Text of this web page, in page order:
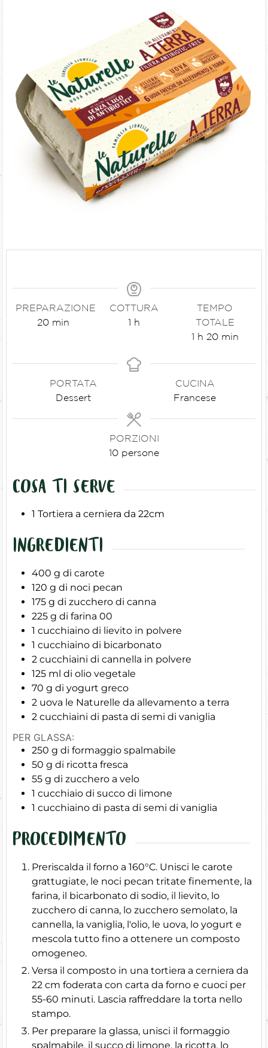
PREPARAZIONE
20 min
COTTURA
1 h
TEMPO
TOTALE
1 h 20 min
PORTATA
Dessert
CUCINA
Francese
PORZIONI
10 persone
COSA TI SERVE
1 Tortiera a cerniera da 22cm
INGREDIENTI
400 g di carote
120 g di noci pecan
175 g di zucchero di canna
225 g di farina 00
1 cucchiaino di lievito in polvere
1 cucchiaino di bicarbonato
2 cucchiaini di cannella in polvere
125 ml di olio vegetale
70 g di yogurt greco
2 uova le Naturelle da allevamento a terra
2 cucchiaini di pasta di semi di vaniglia
PER GLASSA:
250 g di formaggio spalmabile
50 g di ricotta fresca
55 g di zucchero a velo
1 cucchiaio di succo di limone
1 cucchiaino di pasta di semi di vaniglia
PROCEDIMENTO
Preriscalda il forno a 160°C. Unisci le carote
grattugiate, le noci pecan tritate finemente, la
farina, il bicarbonato di sodio, il lievito, lo
zucchero di canna, lo zucchero semolato, la
cannella, la vaniglia, l'olio, le uova, lo yogurt e
mescola tutto fino a ottenere un composto
omogeneo.
Versa il composto in una tortiera a cerniera da
22 cm foderata con carta da forno e cuoci per
55-60 minuti. Lascia raffreddare la torta nello
stampo.
Per preparare la glassa, unisci il formaggio
spalmabile, il succo di limone, la ricotta, lo